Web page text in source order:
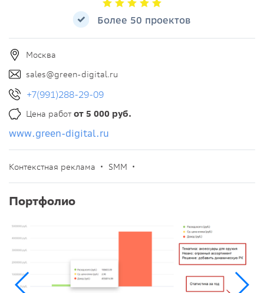
Более 50 проектов
Москва
sales@green-digital.ru
+7(991)288-29-09
Цена работ от 5 000 руб.
www.green-digital.ru
Контекстная реклама • SMM •
Портфолио